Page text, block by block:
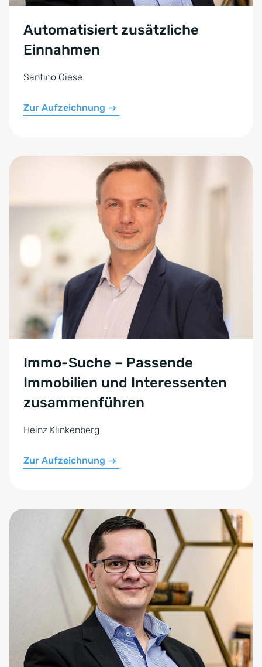
Automatisiert zusätzliche
Einnahmen
Santino Giese
Zur Aufzeichnung
Immo-Suche – Passende
Immobilien und Inte­res­sen­ten
zu­sam­men­füh­ren
Heinz Klinkenberg
Zur Aufzeichnung